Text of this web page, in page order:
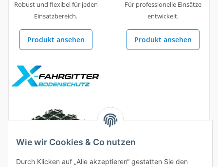
Wie wir Cookies & Co nutzen
Durch Klicken auf „Alle akzeptieren“ gestatten Sie den
Robust und flexibel für jeden
Einsatzbereich.
Produkt ansehen
Für professionelle Einsätze
entwickelt.
Produkt ansehen